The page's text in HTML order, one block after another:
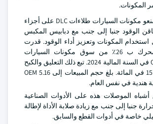
المكونات.
يستخدم مصنعو مكونات السيارات طلاءات DLC على أجزاء
الوقود جنبا إلى جنب مع دبابيس المكبس
المكونات وتعزيز أداء الوقود. قدرت
مكونات المحرك ب 26٪ من سوق مكونات السيارات
المحلية OEM في السنة المالية 2024. تبع ذلك التعليق والكبح
، والذي بلغ 15 في المائة. بلغ حجم المبيعات إلى OEM 5.16
هندية في نفس العام.
أشباه الموصلات هذه على الأدوات الصناعية
جنبا إلى جنب مع زيادة صلابة الأداة لإطالة
خاصة في أدوات القطع والسابق.